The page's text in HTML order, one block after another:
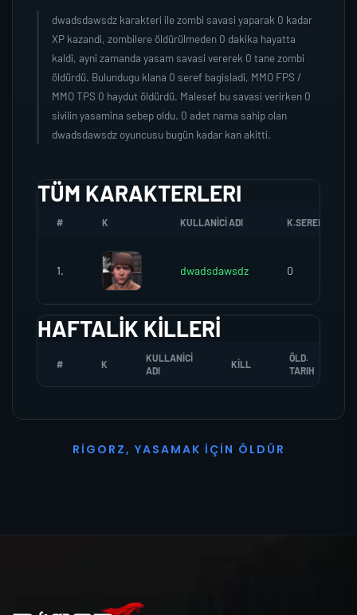
dwadsdawsdz karakteri ile zombi savasi yaparak 0 kadar
XP kazandi, zombilere öldürülmeden 0 dakika hayatta
kaldi, ayni zamanda yasam savasi vererek 0 tane zombi
öldürdü. Bulundugu klana 0 seref bagisladi, MMO FPS /
MMO TPS 0 haydut öldürdü. Malesef bu savasi verirken 0
sivilin yasamina sebep oldu. 0 adet nama sahip olan
dwadsdawsdz oyuncusu bugün kadar kan akitti.
TÜM KARAKTERLERI
# K KULLANICI ADI K.SEREFI
1. dwadsdawsdz 0
HAFTALIK KILLERI
# K
KULLANICI
ADI
KILL
ÖLD.
TARIH
R I G O R Z, YASAMAK İ ÇI N Ö L D Ü R